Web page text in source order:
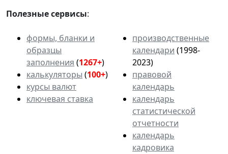
Полезные сервисы:
формы, бланки и
образцы
заполнения (1267+)
калькуляторы (100+)
курсы валют
ключевая ставка
производственные
календари (1998-
2023)
правовой
календарь
календарь
статистической
отчетности
календарь
кадровика